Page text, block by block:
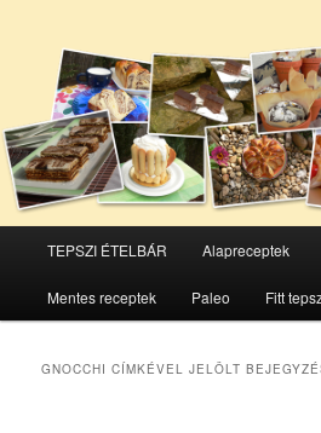
Tovább
az
elsődleges
Tovább
a
másodlagos
TEPSZI ÉTELBÁR Alapreceptek
Mentes receptek Paleo Fitt
GNOCCHI CÍMKÉVEL JELÖLT